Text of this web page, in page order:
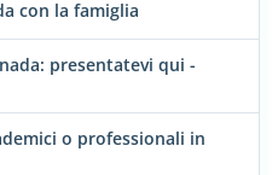
con la famiglia
presentatevi qui -
o professionali in